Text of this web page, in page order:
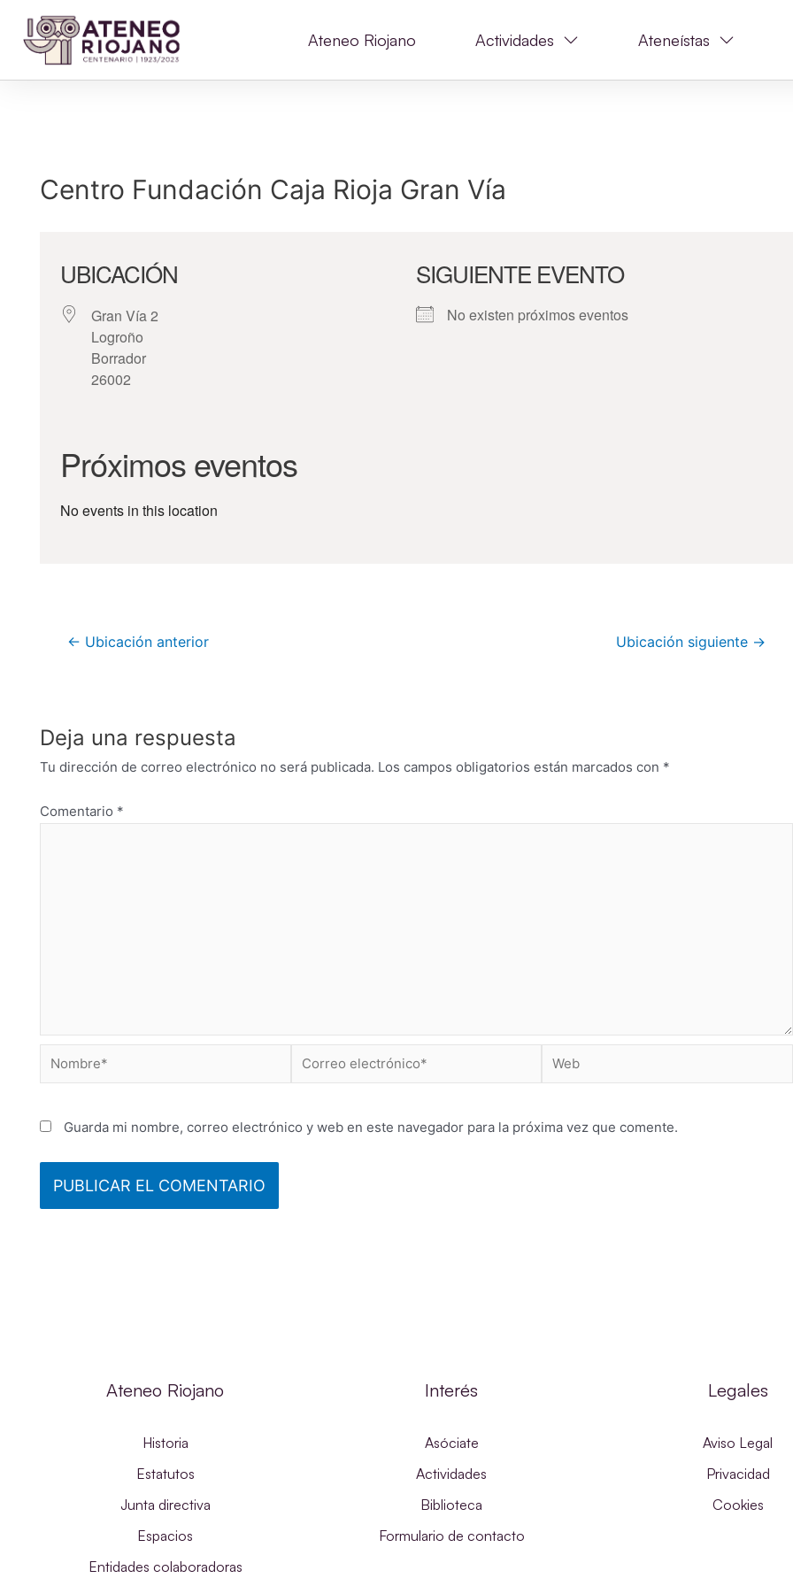
Ateneo Riojano Actividades Ateneístas
Centro Fundación Caja Rioja Gran Vía
UBICACIÓN
Gran Vía 2
Logroño
Borrador
26002
SIGUIENTE EVENTO
No existen próximos eventos
Próximos eventos
No events in this location
← Ubicación anterior Ubicación siguiente →
Deja una respuesta
Tu dirección de correo electrónico no será publicada. Los campos obligatorios están marcados con *
Comentario *
Guarda mi nombre, correo electrónico y web en este navegador para la próxima vez que comente.
Ateneo Riojano
Historia
Estatutos
Junta directiva
Espacios
Entidades colaboradoras
Interés
Asóciate
Actividades
Biblioteca
Formulario de contacto
Legales
Aviso Legal
Privacidad
Cookies